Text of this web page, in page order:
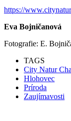
https://
Eva Bojničanová
Fotografie: E.
TAGS
City Natur
Hlohovec
Príroda
Zaujímavosti